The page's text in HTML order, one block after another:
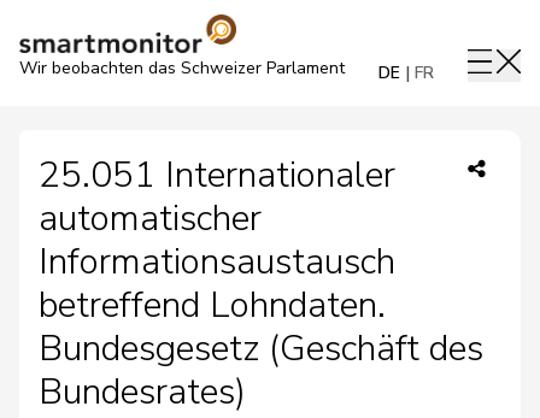
Wir beobachten das Schweizer Parlament DE FR
25.051 Internationaler
automatischer
Informationsaustausch
betreffend Lohndaten.
Bundesgesetz (Geschäft des
Bundesrates)